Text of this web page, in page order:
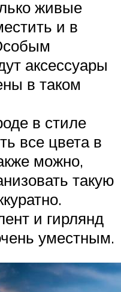
живые
и в
аксессуары
в таком
в стиле
все цвета в
можно,
такую
и гирлянд
уместным.